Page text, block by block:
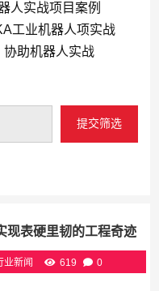
人实战项目案例
工业机器人项实战
协助机器人实战
提交筛选
现表硬里韧的工程奇迹
业新闻 619 0